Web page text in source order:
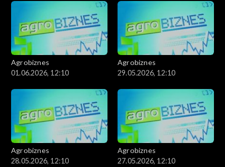
Agrobiznes
01.06.2026, 12:10
Agrobiznes
29.05.2026, 12:10
Agrobiznes
28.05.2026, 12:10
Agrobiznes
27.05.2026, 12:10